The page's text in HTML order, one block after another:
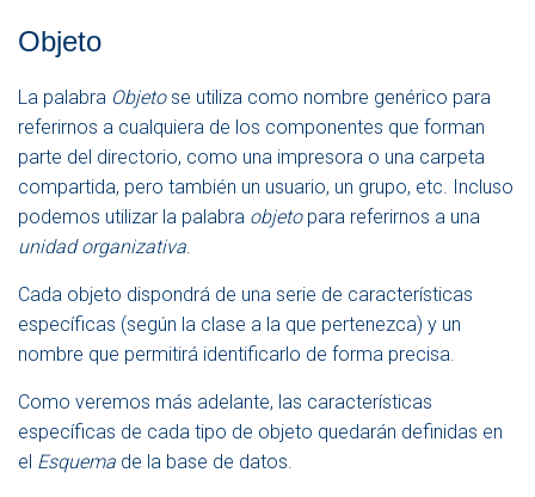
Objeto
La palabra Objetose utiliza como nombre genérico para
referirnos a cualquiera de los componentes que forman
parte del directorio, como una impresora o una carpeta
compartida, pero también un usuario, un grupo, etc. Incluso
podemos utilizar la palabra objetopara referirnos a una
unidad organizativa.
Cada objeto dispondrá de una serie de características
específicas (según la clase a la que pertenezca) y un
nombre que permitirá identificarlo de forma precisa.
Como veremos más adelante, las características
específicas de cada tipo de objeto quedarán definidas en
el Esquema de la base de datos.